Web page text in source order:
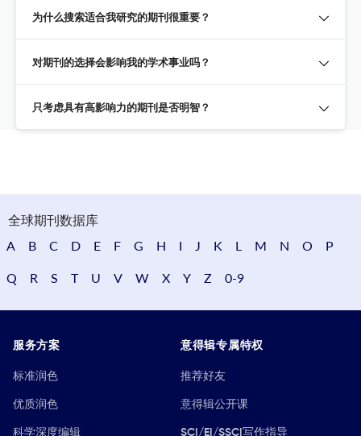
为什么搜索适合我研究的期刊很重要？
对期刊的选择会影响我的学术事业吗？
只考虑具有高影响力的期刊是否明智？
全球期刊数据库
A
B C D E F G H I J K L M N O P
Q R S T U V W X Y Z 0-9